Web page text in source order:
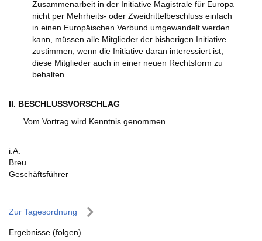
Zusammenarbeit in der Initiative Magistrale für Europa
nicht per Mehrheits- oder Zweidrittelbeschluss einfach
in einen Europäischen Verbund umgewandelt werden
kann, müssen alle Mitglieder der bisherigen Initiative
zustimmen, wenn die Initiative daran interessiert ist,
diese Mitglieder auch in einer neuen Rechtsform zu
behalten.
II. BESCHLUSSVORSCHLAG
Vom Vortrag wird Kenntnis genommen.
i.A.
Breu
Geschäftsführer
Zur Tagesordnung
Ergebnisse (folgen)